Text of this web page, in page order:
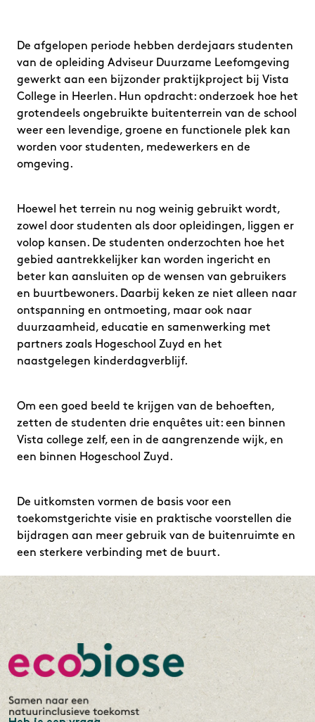
De afgelopen periode hebben derdejaars studenten
van de opleiding Adviseur Duurzame Leefomgeving
gewerkt aan een bijzonder praktijkproject bij Vista
College in Heerlen. Hun opdracht: onderzoek hoe het
grotendeels ongebruikte buitenterrein van de school
weer een levendige, groene en functionele plek kan
worden voor studenten, medewerkers en de
omgeving.
Hoewel het terrein nu nog weinig gebruikt wordt,
zowel door studenten als door opleidingen, liggen er
volop kansen. De studenten onderzochten hoe het
gebied aantrekkelijker kan worden ingericht en
beter kan aansluiten op de wensen van gebruikers
en buurtbewoners. Daarbij keken ze niet alleen naar
ontspanning en ontmoeting, maar ook naar
duurzaamheid, educatie en samenwerking met
partners zoals Hogeschool Zuyd en het
naastgelegen kinderdagverblijf.
Om een goed beeld te krijgen van de behoeften,
zetten de studenten drie enquêtes uit: een binnen
Vista college zelf, een in de aangrenzende wijk, en
een binnen Hogeschool Zuyd.
De uitkomsten vormen de basis voor een
toekomstgerichte visie en praktische voorstellen die
bijdragen aan meer gebruik van de buitenruimte en
een sterkere verbinding met de buurt.